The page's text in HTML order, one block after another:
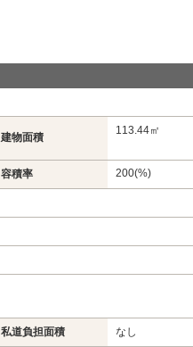
建物面積
113.44㎡
容積率 200(%)
私道負担面積 なし